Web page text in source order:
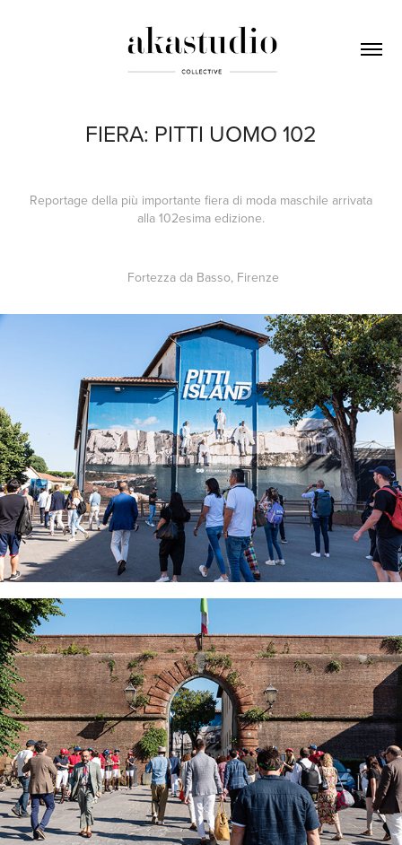
FIERA: PITTI UOMO 102
Reportage della più importante fiera di moda maschile arrivata
alla 102esima edizione.
Fortezza da Basso, Firenze